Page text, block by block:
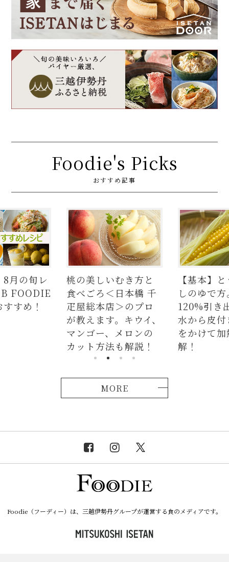
Foodie's Picks
おすすめ記事
月の旬レ
FOODIE
すめ！
桃の美しいむき方と
食べごろ＜日本橋 千
疋屋総本店＞のプロ
が教えます。キウイ、
マンゴー、メロンの
カット方法も解説！
【基本】
しのゆで
120%引き
水から皮
をかけて
解！
MORE
Foodie（フーディー）は、三越伊勢丹グループが運営する食のメディアです。